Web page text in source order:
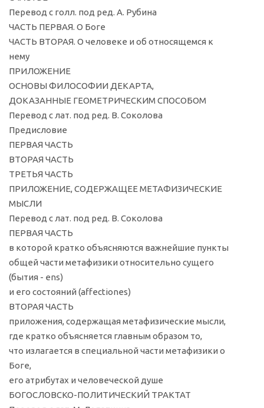
Перевод с голл. под ред. А. Рубина
ЧАСТЬ ПЕРВАЯ. О Боге
ЧАСТЬ ВТОРАЯ. О человеке и об относящемся к
нему
ПРИЛОЖЕНИЕ
ОСНОВЫ ФИЛОСОФИИ ДЕКАРТА,
ДОКАЗАННЫЕ ГЕОМЕТРИЧЕСКИМ СПОСОБОМ
Перевод с лат. под ред. В. Соколова
Предисловие
ПЕРВАЯ ЧАСТЬ
ВТОРАЯ ЧАСТЬ
ТРЕТЬЯ ЧАСТЬ
ПРИЛОЖЕНИЕ, СОДЕРЖАЩЕЕ МЕТАФИЗИЧЕСКИЕ
МЫСЛИ
Перевод с лат. под ред. В. Соколова
ПЕРВАЯ ЧАСТЬ
в которой кратко объясняются важнейшие пункты
общей части метафизики относительно сущего
(бытия - ens)
и его состояний (affectiones)
ВТОРАЯ ЧАСТЬ
приложения, содержащая метафизические мысли,
где кратко объясняется главным образом то,
что излагается в специальной части метафизики о
Боге,
его атрибутах и человеческой душе
БОГОСЛОВСКО-ПОЛИТИЧЕСКИЙ ТРАКТАТ